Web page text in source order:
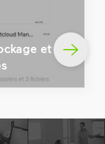
et